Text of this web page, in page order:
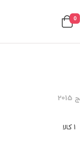
0
1 کالا